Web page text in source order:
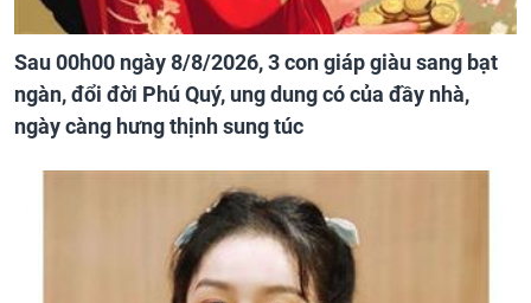
Sau 00h00 ngày 8/8/2026, 3 con giáp giàu sang bạt
ngàn, đổi đời Phú Quý, ung dung có của đầy nhà,
ngày càng hưng thịnh sung túc